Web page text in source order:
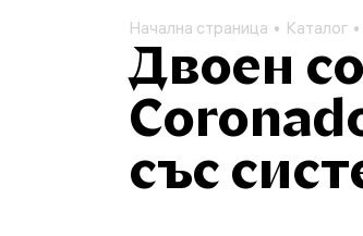
Начална страница Каталог
Двоен
със